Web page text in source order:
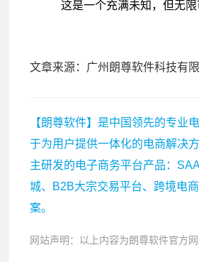
文章来源：广州朗尊软件科技有
【朗尊软件】是中国领先的专业
于为用户提供一体化的电商解决
主研发的电子商务平台产品：
城、B2B大宗交易平台、跨境电
案。
网站声明：以上内容为朗尊软件官方